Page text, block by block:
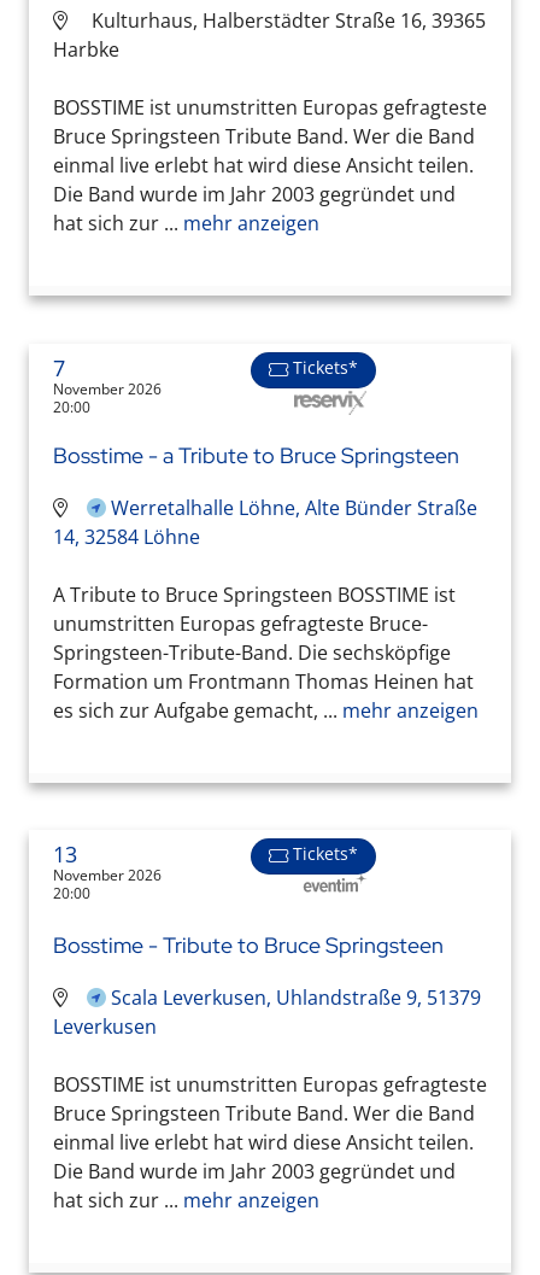
Kulturhaus, Halberstädter Straße 16, 39365
Harbke
BOSSTIME ist unumstritten Europas gefragteste
Bruce Springsteen Tribute Band. Wer die Band
einmal live erlebt hat wird diese Ansicht teilen.
Die Band wurde im Jahr 2003 gegründet und
hat sich zur ... mehr anzeigen
7
November 2026
20:00
Tickets*
Bosstime - a Tribute to Bruce Springsteen
Werretalhalle Löhne, Alte Bünder Straße
14, 32584 Löhne
A Tribute to Bruce Springsteen BOSSTIME ist
unumstritten Europas gefragteste Bruce-
Springsteen-Tribute-Band. Die sechsköpfige
Formation um Frontmann Thomas Heinen hat
es sich zur Aufgabe gemacht, ... mehr anzeigen
13
November 2026
20:00
Tickets*
Bosstime - Tribute to Bruce Springsteen
Scala Leverkusen, Uhlandstraße 9, 51379
Leverkusen
BOSSTIME ist unumstritten Europas gefragteste
Bruce Springsteen Tribute Band. Wer die Band
einmal live erlebt hat wird diese Ansicht teilen.
Die Band wurde im Jahr 2003 gegründet und
hat sich zur ... mehr anzeigen